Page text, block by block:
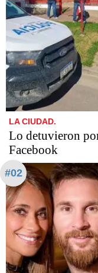
LA CIUDAD.
Lo detuvieron
Facebook
#02